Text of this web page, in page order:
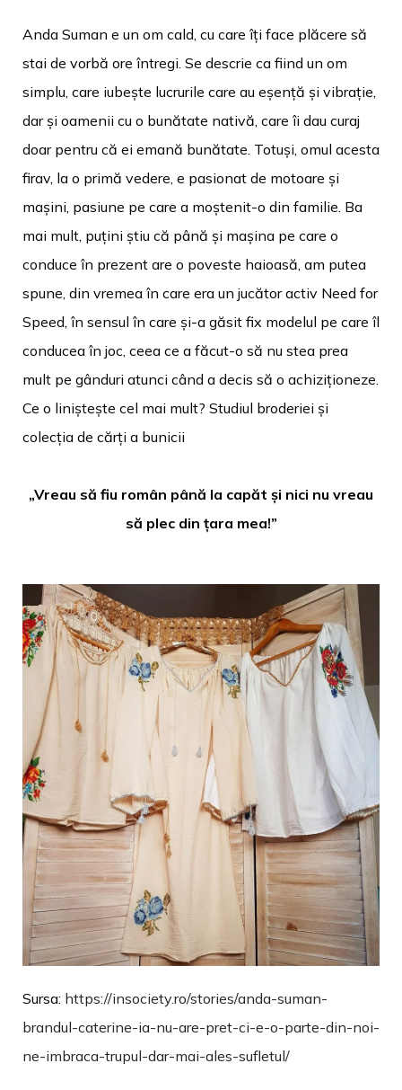
Anda Suman e un om cald, cu care îți face plăcere să
stai de vorbă ore întregi. Se descrie ca fiind un om
simplu, care iubește lucrurile care au eșență și vibrație,
dar și oamenii cu o bunătate nativă, care îi dau curaj
doar pentru că ei emană bunătate. Totuși, omul acesta
firav, la o primă vedere, e pasionat de motoare și
mașini, pasiune pe care a moștenit-o din familie. Ba
mai mult, puțini știu că până și mașina pe care o
conduce în prezent are o poveste haioasă, am putea
spune, din vremea în care era un jucător activ Need for
Speed, în sensul în care și-a găsit fix modelul pe care îl
conducea în joc, ceea ce a făcut-o să nu stea prea
mult pe gânduri atunci când a decis să o achiziționeze.
Ce o liniștește cel mai mult? Studiul broderiei și
colecția de cărți a bunicii
„Vreau să fiu român până la capăt și nici nu vreau
să plec din țara mea!”
Sursa: https://insociety.ro/stories/anda-suman-
brandul-caterine-ia-nu-are-pret-ci-e-o-parte-din-noi-
ne-imbraca-trupul-dar-mai-ales-sufletul/